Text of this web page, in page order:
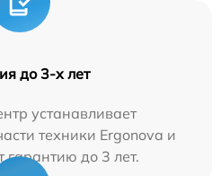
до 3-х лет
устанавливает
техники Ergonova и
гарантию до 3 лет.